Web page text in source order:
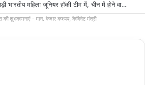
छत्तीसगढ़ की दो खिलाड़ी भारतीय महिला जूनियर हॉकी टीम में, चीन में होने वाले एशिया कप में दिखाएंगी दम….
की शुभकामनाएं - मान. केदार कश्यप, कैबिनेट मंत्री